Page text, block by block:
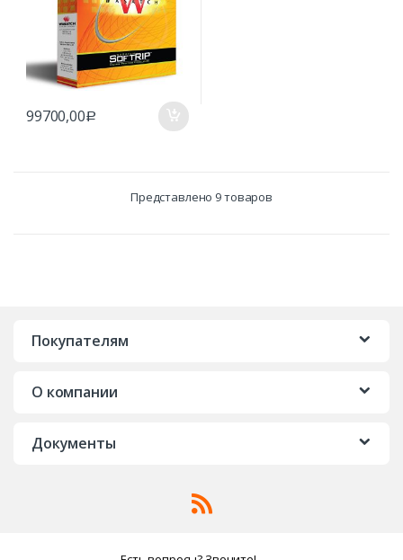
99700,00Р
Представлено 9 товаров
Покупателям
О компании
Документы